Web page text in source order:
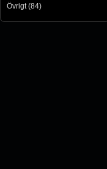
Övrigt (84)